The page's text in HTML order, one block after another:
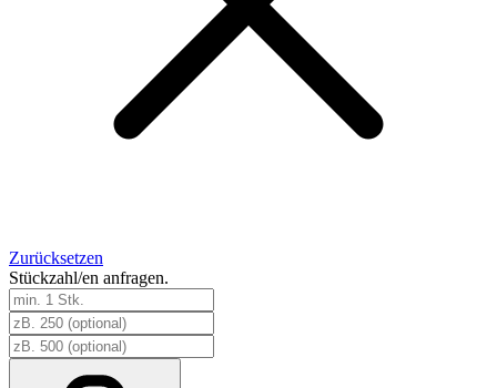
Zurücksetzen
Stückzahl/en anfragen.
Flatcube®
Menge